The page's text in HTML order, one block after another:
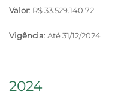
Valor: R$ 33.529.140,72
Vigência: Até 31/12/2024
2024